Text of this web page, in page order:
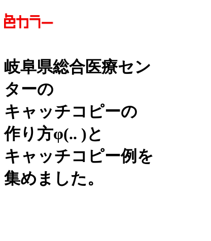
岐阜県総合医療セン
ターの
キャッチコピーの
作り方φ(.. )と
キャッチコピー例を
集めました。